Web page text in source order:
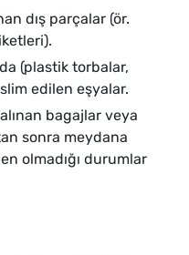
dış parçalar (ör.
(plastik torbalar,
edilen eşyalar.
bagajlar veya
sonra meydana
olmadığı durumlar